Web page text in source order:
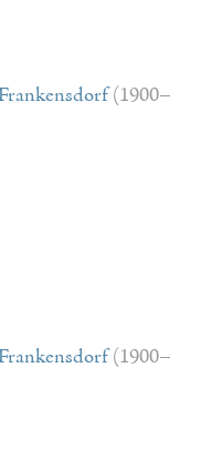
(1900–
(1900–